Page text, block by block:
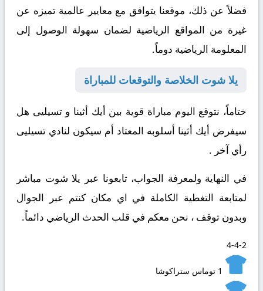
فضلاً عن ذلك، موقعنا يتوافق مع معايير عالمية تميزه عن
غيرة من المواقع الرياضية لضمان سهولة الوصول إلى
المعلومة الرياضية دوماً.
يلا شوت الخلاصة والتوقعات للمباراة
ختاماً، نتوقع اليوم مباراة قوية بين أيك أثينا و تسيليى هل
سيفرض أيك أثينا أسلوبه المعتاد أم سيكون لنادي تسيليى
رأي آخر .
في النهاية ولمعرفة الجواب، تابعونا عبر يلا شوت مباشر
لمتابعة التغطية الكاملة في اي مكان كنتم عبر الجوال
وبدون توقف ، نحن معكم في قلب الحدث الرياضي دائماً.
4-4-2
1 توماس ستراكوشا